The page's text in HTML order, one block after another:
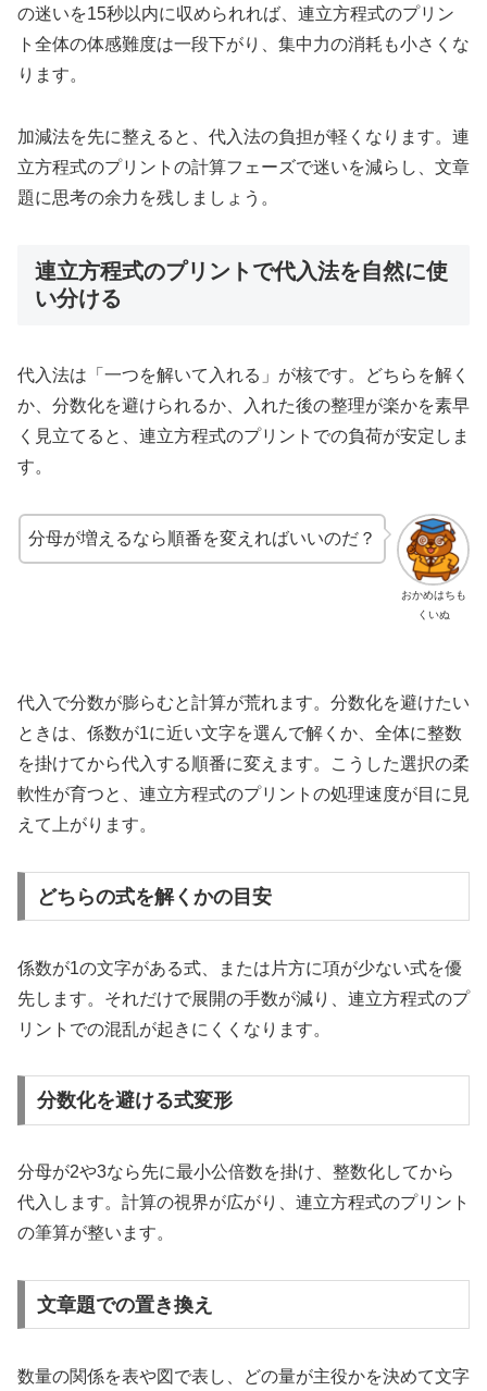
の迷いを15秒以内に収められれば、連立方程式のプリン
ト全体の体感難度は一段下がり、集中力の消耗も小さくな
ります。
加減法を先に整えると、代入法の負担が軽くなります。連
立方程式のプリントの計算フェーズで迷いを減らし、文章
題に思考の余力を残しましょう。
連立方程式のプリントで代入法を自然に使
い分ける
代入法は「一つを解いて入れる」が核です。どちらを解く
か、分数化を避けられるか、入れた後の整理が楽かを素早
く見立てると、連立方程式のプリントでの負荷が安定しま
す。
おかめはちも
くいぬ
分母が増えるなら順番を変えればいいのだ？
代入で分数が膨らむと計算が荒れます。分数化を避けたい
ときは、係数が1に近い文字を選んで解くか、全体に整数
を掛けてから代入する順番に変えます。こうした選択の柔
軟性が育つと、連立方程式のプリントの処理速度が目に見
えて上がります。
どちらの式を解くかの目安
係数が1の文字がある式、または片方に項が少ない式を優
先します。それだけで展開の手数が減り、連立方程式のプ
リントでの混乱が起きにくくなります。
分数化を避ける式変形
分母が2や3なら先に最小公倍数を掛け、整数化してから
代入します。計算の視界が広がり、連立方程式のプリント
の筆算が整います。
文章題での置き換え
数量の関係を表や図で表し、どの量が主役かを決めて文字